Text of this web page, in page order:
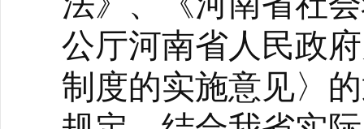
公厅河南省人民政
制度的实施意见〉